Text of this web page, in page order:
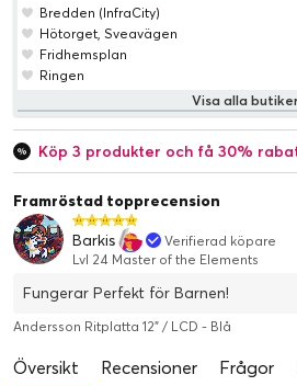
Bredden (InfraCity)
Hötorget, Sveavägen
Fridhemsplan
Ringen
Visa alla
Köp 3 produkter och få 30%
Framröstad topprecension
Barkis
Verifierad köpare
Lvl 24 Master of the Elements
Fungerar Perfekt för Barnen!
Andersson Ritplatta 12" / LCD - Blå
Översikt Recensioner Frågor